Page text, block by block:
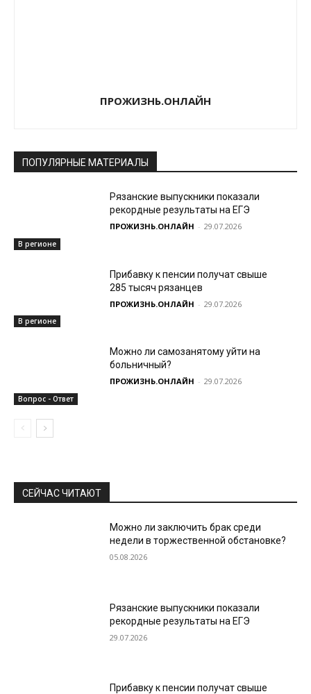
ПРОЖИЗНЬ.ОНЛАЙН
ПОПУЛЯРНЫЕ МАТЕРИАЛЫ
В регионе
Рязанские выпускники показали
рекордные результаты на ЕГЭ
ПРОЖИЗНЬ.ОНЛАЙН - 29.07.2026
В регионе
Прибавку к пенсии получат свыше
285 тысяч рязанцев
ПРОЖИЗНЬ.ОНЛАЙН - 29.07.2026
Вопрос - Ответ
Можно ли самозанятому уйти на
больничный?
ПРОЖИЗНЬ.ОНЛАЙН - 29.07.2026
СЕЙЧАС ЧИТАЮТ
Можно ли заключить брак среди
недели в торжественной обстановке?
05.08.2026
Рязанские выпускники показали
рекордные результаты на ЕГЭ
29.07.2026
Прибавку к пенсии получат свыше